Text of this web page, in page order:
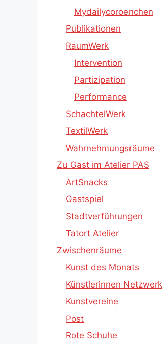
Mydailycoroenchen
Publikationen
RaumWerk
Intervention
Partizipation
Performance
SchachtelWerk
TextilWerk
Wahrnehmungsräume
Zu Gast im Atelier PAS
ArtSnacks
Gastspiel
Stadtverführungen
Tatort Atelier
Zwischenräume
Kunst des Monats
Künstlerinnen Netzwerk
Kunstvereine
Post
Rote Schuhe